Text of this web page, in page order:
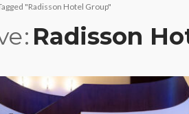
"Radisson Hotel Group"
Radisson